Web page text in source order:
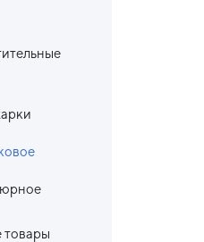
товары